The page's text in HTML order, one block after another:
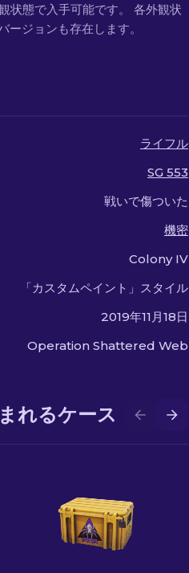
状態で入手可能です。 各外観状
ジョンも存在します。
ライフル
SG 553
戦いで傷ついた
機密
Colony IV
「カスタムペイント」スタイル
2019年11月18日
Operation Shattered Web
れるケース